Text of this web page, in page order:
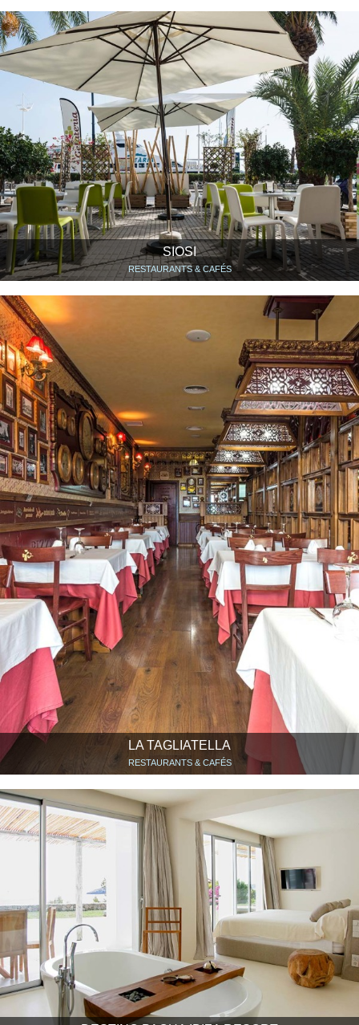
SIOSI
RESTAURANTS & CAFÉS
LA TAGLIATELLA
RESTAURANTS & CAFÉS